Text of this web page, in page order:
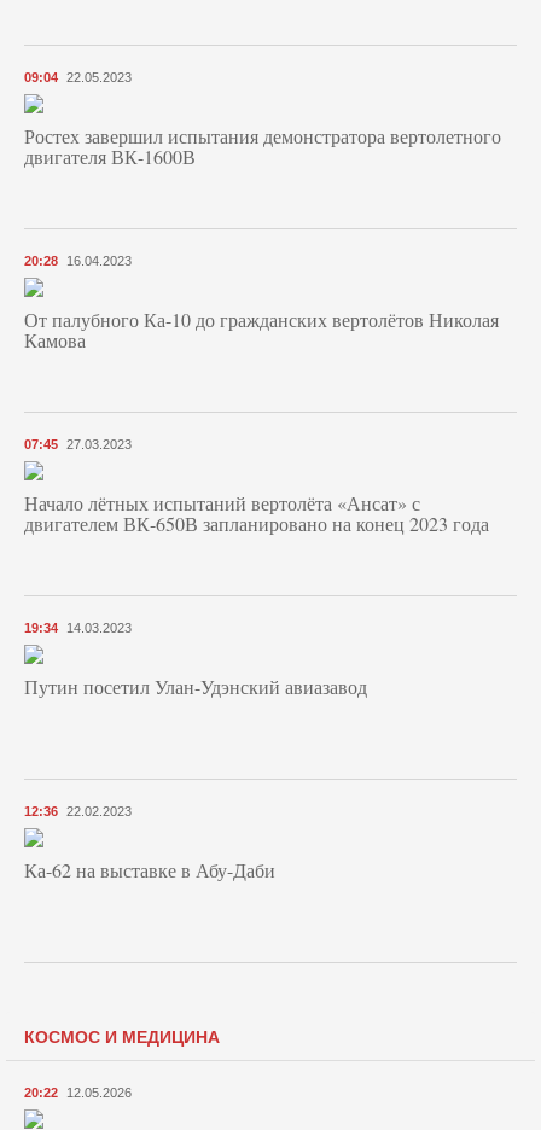
09:04 22.05.2023
Ростех завершил испытания демонстратора вертолетного
двигателя ВК-1600В
20:28 16.04.2023
От палубного Ка-10 до гражданских вертолётов Николая
Камова
07:45 27.03.2023
Начало лётных испытаний вертолёта «Ансат» с
двигателем ВК-650В запланировано на конец 2023 года
19:34 14.03.2023
Путин посетил Улан-Удэнский авиазавод
12:36 22.02.2023
Ка-62 на выставке в Абу-Даби
КОСМОС И МЕДИЦИНА
20:22 12.05.2026